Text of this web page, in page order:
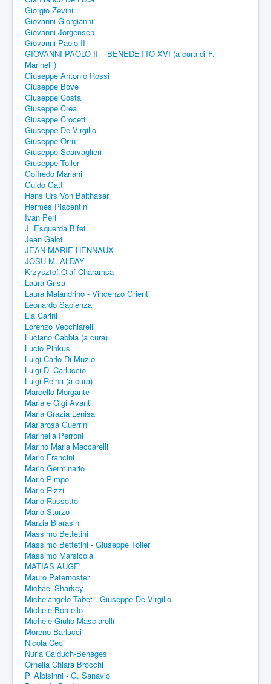
Giorgio Zevini
Giovanni Giorgianni
Giovanni Jorgensen
Giovanni Paolo II
GIOVANNI PAOLO II – BENEDETTO XVI (a cura di F.
Marinelli)
Giuseppe Antonio Rossi
Giuseppe Bove
Giuseppe Costa
Giuseppe Crea
Giuseppe Crocetti
Giuseppe De Virgilio
Giuseppe Orrù
Giuseppe Scarvaglieri
Giuseppe Toller
Goffredo Mariani
Guido Gatti
Hans Urs Von Balthasar
Hermes Piacentini
Ivan Peri
J. Esquerda Bifet
Jean Galot
JEAN MARIE HENNAUX
JOSU M. ALDAY
Krzysztof Olaf Charamsa
Laura Grisa
Laura Malandrino - Vincenzo Grienti
Leonardo Sapienza
Lia Carini
Lorenzo Vecchiarelli
Luciano Cabbia (a cura)
Lucio Pinkus
Luigi Carlo Di Muzio
Luigi Di Carluccio
Luigi Reina (a cura)
Marcello Morgante
Maria e Gigi Avanti
Maria Grazia Lenisa
Mariarosa Guerrini
Marinella Perroni
Marino Maria Maccarelli
Mario Francini
Mario Germinario
Mario Pimpo
Mario Rizzi
Mario Russotto
Mario Sturzo
Marzia Blarasin
Massimo Bettetini
Massimo Bettetini - Giuseppe Toller
Massimo Marsicola
MATIAS AUGE'
Mauro Paternoster
Michael Sharkey
Michelangelo Tàbet - Giuseppe De Virgilio
Michele Borriello
Michele Giulio Masciarelli
Moreno Barlucci
Nicola Ceci
Nuria Calduch-Benages
Ornella Chiara Brocchi
P. Albisinni - G. Sanavio